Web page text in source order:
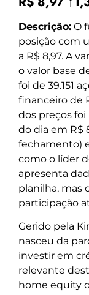
Descrição: O
posição com
a R$ 8,97. A
o valor base
foi de 39.151
financeiro de
dos preços
do dia em R$
fechamento)
como o líder
apresenta
planilha, mas
participação
Gerido pela
nasceu da
investir em
relevante
home equity